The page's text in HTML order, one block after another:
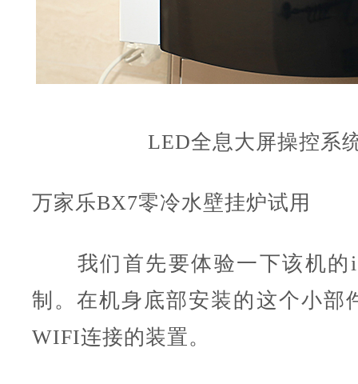
LED全息大屏操控系
万家乐BX7零冷水壁挂炉试用
我们首先要体验一下该机的
制。在机身底部安装的这个小部
WIFI连接的装置。